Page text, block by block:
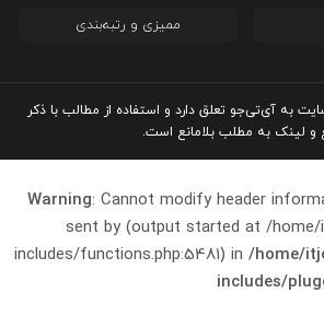
ممیزی و رتبه‌بندی
به آی‌تی‌جو تعلق دارد و استفاده از مطالب با ذکر
و لینک به مطلب بلامانع است.
Warning: Cannot modify header
sent by (output started at /
includes/functions.php:5481) in /home/
includes/